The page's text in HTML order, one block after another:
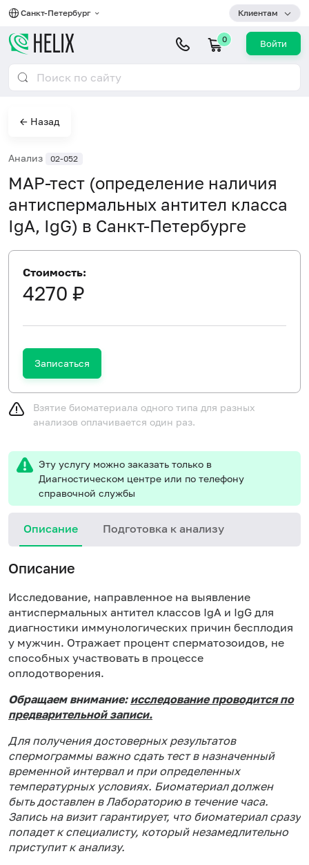
Санкт-Петербург Клиентам
0 Войти
← Назад
Анализ 02-052
МАР-тест (определение наличия
антиспермальных антител класса
IgA, IgG) в Санкт-Петербурге
Стоимость:
4270 ₽
Записаться
Взятие биоматериала одного типа для разных
анализов оплачивается один раз.
Эту услугу можно заказать только в
Диагностическом центре или по телефону
справочной службы
Описание Подготовка к анализу
Описание
Исследование, направленное на выявление
антиспермальных антител классов IgA и IgG для
диагностики иммунологических причин бесплодия
у мужчин. Отражает процент сперматозоидов, не
способных участвовать в процессе
оплодотворения.
Обращаем внимание: исследование проводится по
предварительной записи.
Для получения достоверных результатов
спермограммы важно сдать тест в назначенный
временной интервал и при определенных
температурных условиях. Биоматериал должен
быть доставлен в Лабораторию в течение часа.
Запись на визит гарантирует, что биоматериал сразу
попадет к специалисту, который незамедлительно
приступит к анализу.